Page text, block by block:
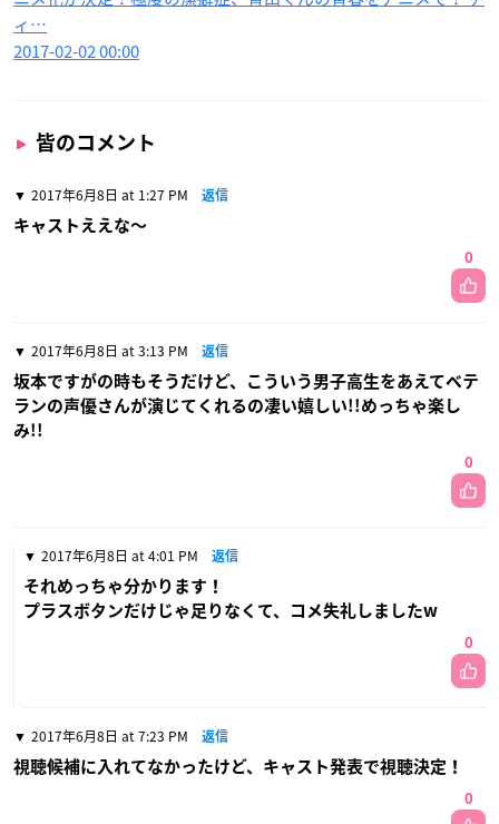
ィ…
2017-02-02 00:00
皆のコメント
2017年6月8日 at 1:27 PM 返信
キャストええな〜
0
2017年6月8日 at 3:13 PM 返信
坂本ですがの時もそうだけど、こういう男子高生をあえてベテ
ランの声優さんが演じてくれるの凄い嬉しい!!めっちゃ楽し
み!!
0
2017年6月8日 at 4:01 PM 返信
それめっちゃ分かります！
プラスボタンだけじゃ足りなくて、コメ失礼しましたw
0
2017年6月8日 at 7:23 PM 返信
視聴候補に入れてなかったけど、キャスト発表で視聴決定！
0